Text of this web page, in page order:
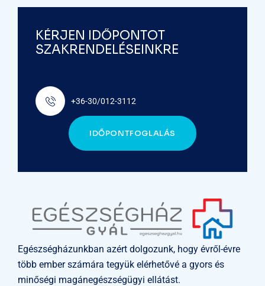
KÉRJEN IDŐPONTOT
SZAKRENDELÉSEINKRE
+36-30/012-3112
IDŐPONTFOGLALÁS
Egészségházunkban azért dolgozunk, hogy évről-évre
több ember számára tegyük elérhetővé a gyors és
minőségi magánegészségügyi ellátást.